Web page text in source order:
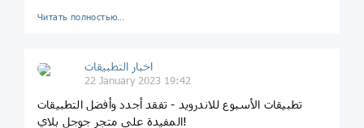
Читать полностью…
اخبار التطبيقات
22 January 2023 19:42
تطبيقات الأسبوع للاندرويد - تفقد أجدد وأفضل التطبيقات
المفيدة على متجر جوجل بلاي!